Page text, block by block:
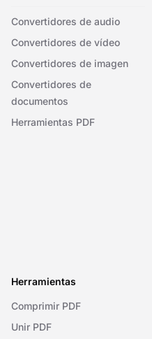
Convertidores de audio
Convertidores de vídeo
Convertidores de imagen
Convertidores de
documentos
Herramientas PDF
Herramientas
Comprimir PDF
Unir PDF